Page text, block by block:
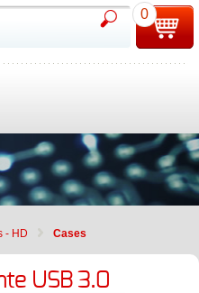
0
- HD Cases
USB 3.0